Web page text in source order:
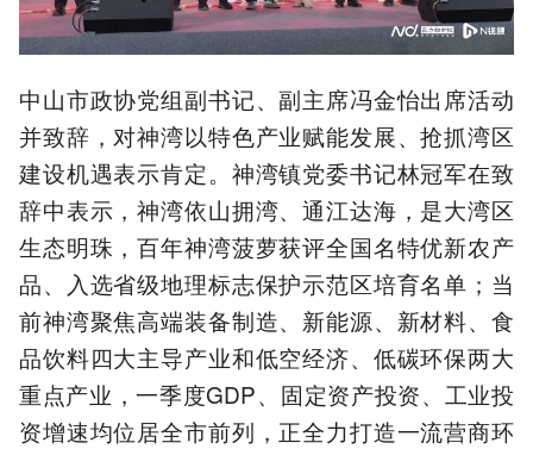
中山市政协党组副书记、副主席冯金怡出席活动
并致辞，对神湾以特色产业赋能发展、抢抓湾区
建设机遇表示肯定。神湾镇党委书记林冠军在致
辞中表示，神湾依山拥湾、通江达海，是大湾区
生态明珠，百年神湾菠萝获评全国名特优新农产
品、入选省级地理标志保护示范区培育名单；当
前神湾聚焦高端装备制造、新能源、新材料、食
品饮料四大主导产业和低空经济、低碳环保两大
重点产业，一季度GDP、固定资产投资、工业投
资增速均位居全市前列，正全力打造一流营商环